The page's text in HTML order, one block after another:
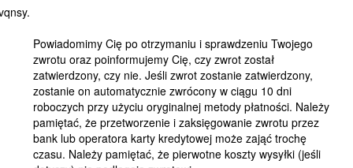
Powiadomimy Cię po otrzymaniu i sprawdzeniu Twojego
zwrotu oraz poinformujemy Cię, czy zwrot został
zatwierdzony, czy nie. Jeśli zwrot zostanie zatwierdzony,
zostanie on automatycznie zwrócony w ciągu 10 dni
roboczych przy użyciu oryginalnej metody płatności. Należy
pamiętać, że przetworzenie i zaksięgowanie zwrotu przez
bank lub operatora karty kredytowej może zająć trochę
czasu. Należy pamiętać, że pierwotne koszty wysyłki (jeśli